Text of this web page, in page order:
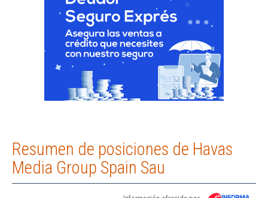
Resumen de posiciones de Havas
Media Group Spain Sau